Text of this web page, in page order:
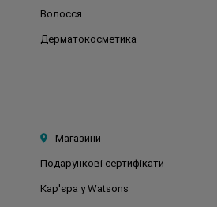
Волосся
Дерматокосметика
Магазини
Подарункові сертифікати
Кар'єра у Watsons